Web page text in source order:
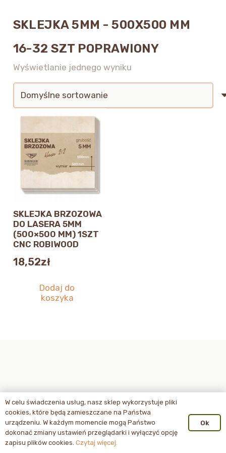
SKLEJKA 5MM - 500X500 MM
16-32 SZT POPRAWIONY
Wyświetlanie jednego wyniku
SKLEJKA BRZOZOWA
DO LASERA 5MM
(500×500 MM) 1SZT
CNC ROBIWOOD
18,52zł
Dodaj do
koszyka
W celu świadczenia usług, nasz sklep wykorzystuje pliki
cookies, które będą zamieszczane na Państwa
urządzeniu. W każdym momencie mogą Państwo
dokonać zmiany ustawień przeglądarki i wyłączyć opcję
zapisu plików cookies. Czytaj więcej.
Ok